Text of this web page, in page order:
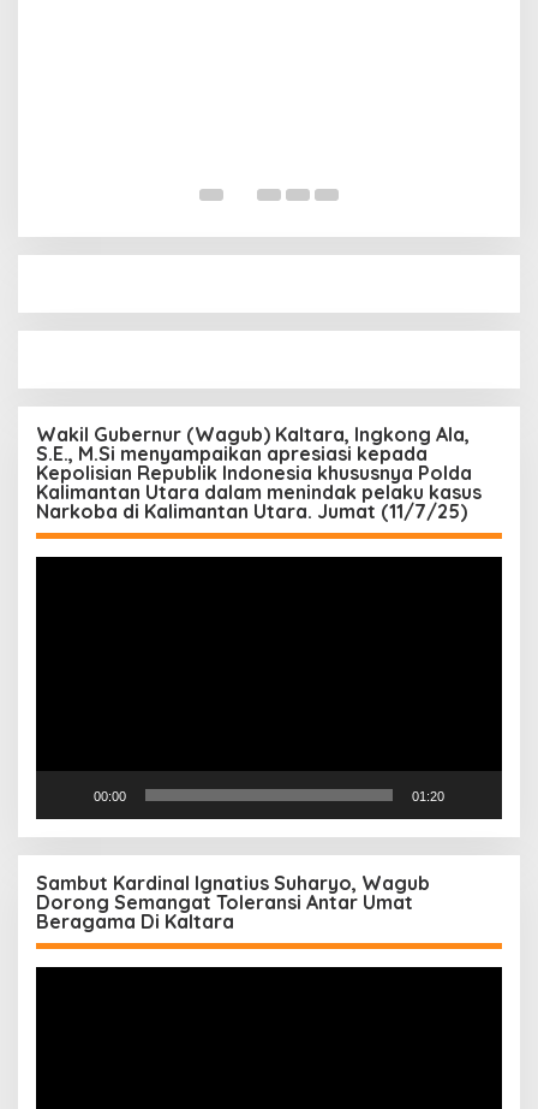
Wakil Gubernur (Wagub) Kaltara, Ingkong Ala,
S.E., M.Si menyampaikan apresiasi kepada
Kepolisian Republik Indonesia khususnya Polda
Kalimantan Utara dalam menindak pelaku kasus
Narkoba di Kalimantan Utara. Jumat (11/7/25)
00:00 01:20
Sambut Kardinal Ignatius Suharyo, Wagub
Dorong Semangat Toleransi Antar Umat
Beragama Di Kaltara